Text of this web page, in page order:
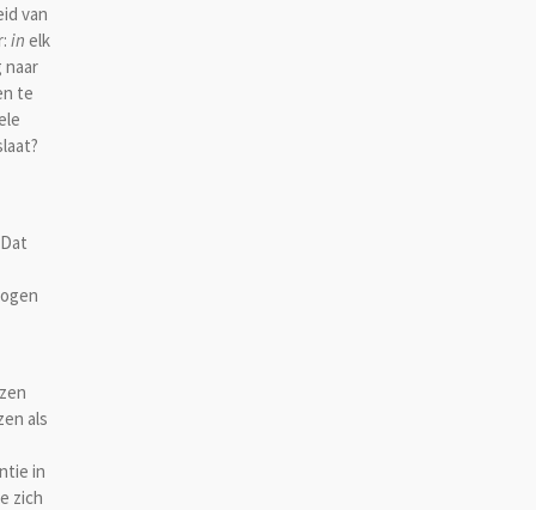
van
in elk
naar
te
als
in
zich